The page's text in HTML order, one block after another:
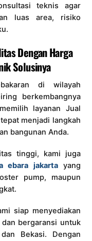
teknis agar
luas area, risiko
Dengan Harga
Solusinya
di wilayah
berkembangnya
layanan Jual
menjadi langkah
bangunan Anda.
tinggi, kami juga
ebara jakarta yang
pump, maupun
siap menyediakan
bergaransi untuk
Bekasi. Dengan